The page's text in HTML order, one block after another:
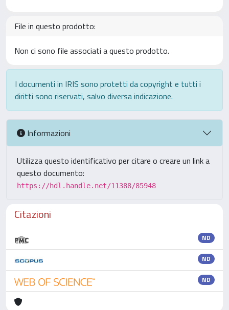
File in questo prodotto:
Non ci sono file associati a questo prodotto.
I documenti in IRIS sono protetti da copyright e tutti i
diritti sono riservati, salvo diversa indicazione.
Informazioni
Utilizza questo identificativo per citare o creare un link a
questo documento:
https://hdl.handle.net/11388/85948
Citazioni
ND
ND
ND